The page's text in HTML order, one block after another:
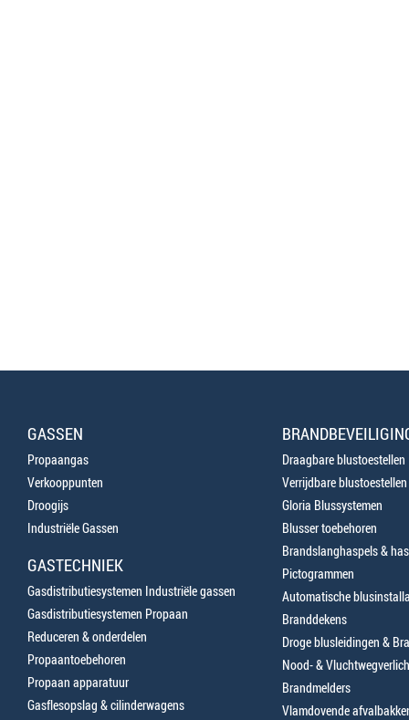
GASSEN
Propaangas
Verkooppunten
Droogijs
Industriële Gassen
GASTECHNIEK
Gasdistributiesystemen Industriële gassen
Gasdistributiesystemen Propaan
Reduceren & onderdelen
Propaantoebehoren
Propaan apparatuur
Gasflesopslag & cilinderwagens
Draagbare blustoestellen
Verrijdbare blustoestellen
Gloria Blussystemen
Blusser toebehoren
Brandslanghaspels &
Pictogrammen
Automatische
Branddekens
Droge blusleidingen &
Nood- &
Brandmelders
Vlamdovende